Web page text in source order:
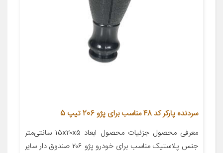
سردنده پارکر کد 48 مناسب برای پژو 206 تیپ 5
معرفی محصول جزئیات محصول ابعاد ۱۵x۲۰x۵ سانتی‌متر
جنس پلاستیک مناسب برای خودرو پژو ۲۰۶ صندوق دار سایر